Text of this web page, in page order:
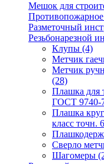
Мешок для
Разметочный
Резьбонарезной
Клупы (4)
Метчик
Метчик
(28)
Плашка для
ГОСТ 9740-
Плашка
класс точн.
Сверло
Шагомеры